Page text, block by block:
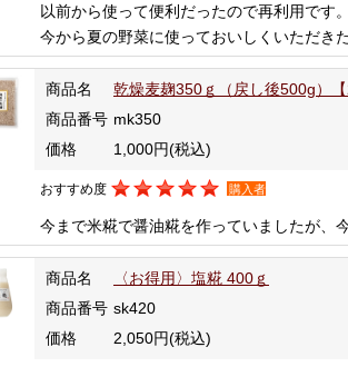
以前から使って便利だったので再利用です。
今から夏の野菜に使っておいしくいただきた
商品名
乾燥麦麹350ｇ（戻し後500g）
商品番号 mk350
価格
1,000円(税込)
おすすめ度 購入者
今まで米糀で醤油糀を作っていましたが、
商品名
〈お得用〉塩糀 400ｇ
商品番号 sk420
価格
2,050円(税込)